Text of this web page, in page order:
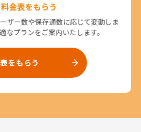
料金表をもらう
ザー数や保存通数に応じて変動しま
なプランをご案内いたします。
をもらう